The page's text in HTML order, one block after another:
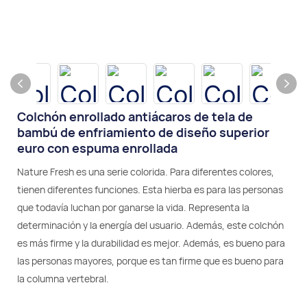
Colchón enrollado antiácaros de tela de
bambú de enfriamiento de diseño superior
euro con espuma enrollada
Nature Fresh es una serie colorida. Para diferentes colores,
tienen diferentes funciones. Esta hierba es para las personas
que todavía luchan por ganarse la vida. Representa la
determinación y la energía del usuario. Además, este colchón
es más firme y la durabilidad es mejor. Además, es bueno para
las personas mayores, porque es tan firme que es bueno para
la columna vertebral.